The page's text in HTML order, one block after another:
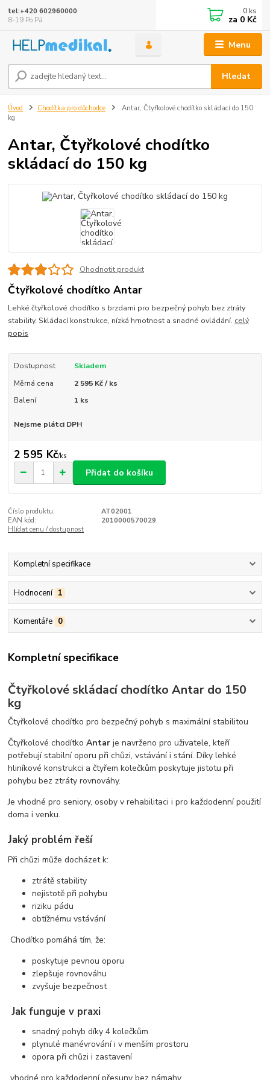
Menu
Hledat
tel:+420 602960000
8-19 Po Pá
0 ks
za 0 Kč
Úvod Chodítka pro důchodce
Antar, Čtyřkolové chodítko skládací do 150
kg
Antar, Čtyřkolové chodítko
skládací do 150 kg
Ohodnotit produkt
Čtyřkolové chodítko Antar
Lehké čtyřkolové chodítko s brzdami pro bezpečný pohyb bez ztráty
stability. Skládací konstrukce, nízká hmotnost a snadné ovládání. celý
popis
Dostupnost
Skladem
Měrná cena
2 595 Kč / ks
Balení
1 ks
Nejsme plátci DPH
2 595 Kč/ks
Přidat do košíku
Číslo produktu:
AT02001
EAN kód:
2010000570029
Hlídat cenu / dostupnost
Kompletní specifikace
Hodnocení 1
Komentáře 0
Kompletní specifikace
Čtyřkolové skládací chodítko Antar do 150
kg
Čtyřkolové chodítko pro bezpečný pohyb s maximální stabilitou
Čtyřkolové chodítkoAntar je navrženo pro uživatele, kteří
potřebují stabilní oporu při chůzi, vstávání i stání. Díky lehké
hliníkové konstrukci a čtyřem kolečkům poskytuje jistotu při
pohybu bez ztráty rovnováhy.
Je vhodné pro seniory, osoby v rehabilitaci i pro každodenní použití
doma i venku.
Jaký problém řeší
Při chůzi může docházet k:
ztrátě stability
nejistotě při pohybu
riziku pádu
obtížnému vstávání
Chodítko pomáhá tím, že:
poskytuje pevnou oporu
zlepšuje rovnováhu
zvyšuje bezpečnost
Jak funguje v praxi
snadný pohyb díky 4 kolečkům
plynulé manévrování i v menším prostoru
opora při chůzi i zastavení